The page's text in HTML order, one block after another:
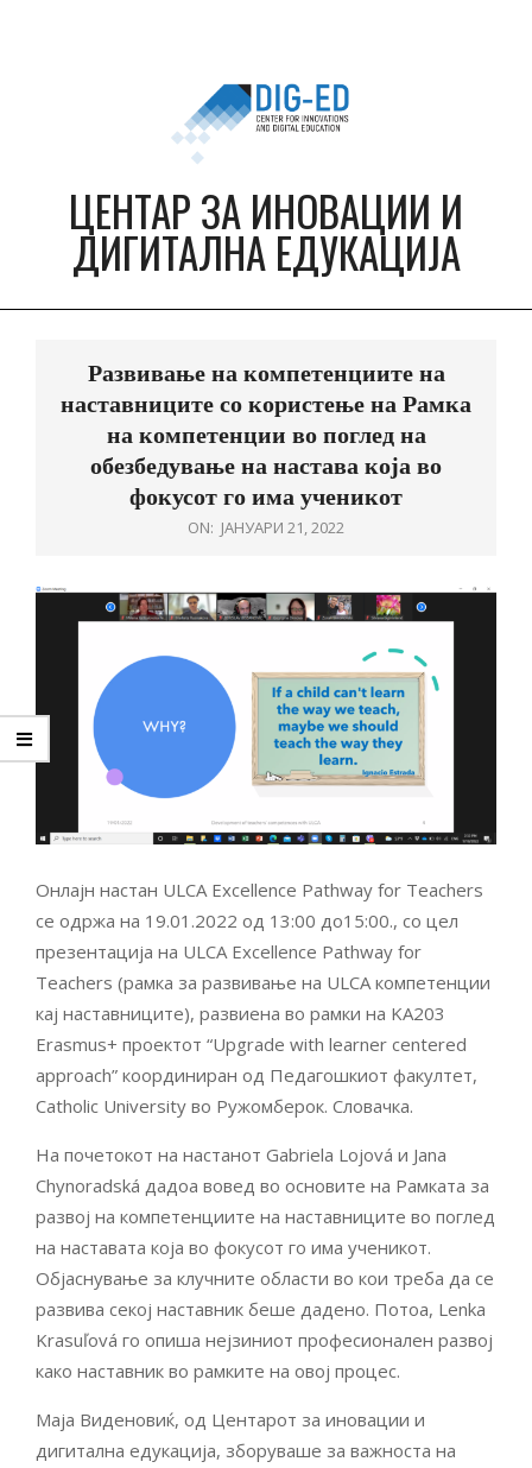
ЦЕНТАР ЗА ИНОВАЦИИ И
ДИГИТАЛНА ЕДУКАЦИЈА
Развивање на компетенциите на
наставниците со користење на Рамка
на компетенции во поглед на
обезбедување на настава која во
фокусот го има ученикот
ON: ЈАНУАРИ 21, 2022
Онлајн настан ULCA Excellence Pathway for Teachers
се одржа на 19.01.2022 од 13:00 до15:00., со цел
презентација на ULCA Excellence Pathway for
Teachers (рамка за развивање на ULCA компетенции
кај наставниците), развиена во рамки на KA203
Erasmus+ проектот “Upgrade with learner centered
approach” координиран од Педагошкиот факултет,
Catholic University во Ружомберок. Словачка.
На почетокот на настанот Gabriela Lojová и Jana
Chynoradská дадоа вовед во основите на Рамката за
развој на компетенциите на наставниците во поглед
на наставата која во фокусот го има ученикот.
Објаснување за клучните области во кои треба да се
развива секој наставник беше дадено. Потоа, Lenka
Krasuľová го опиша нејзиниот професионален развој
како наставник во рамките на овој процес.
Маја Виденовиќ, од Центарот за иновации и
дигитална едукација, зборуваше за важноста на